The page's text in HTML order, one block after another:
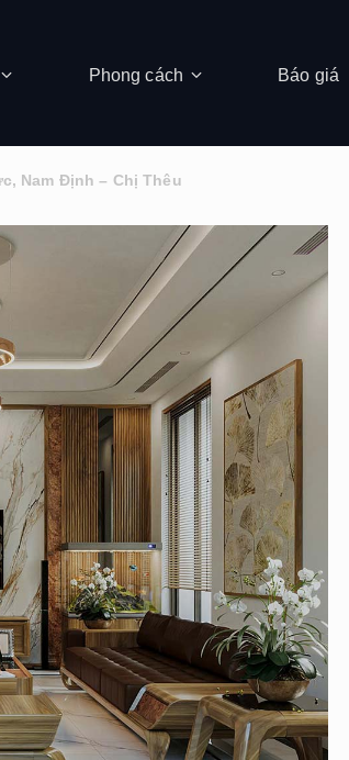
Phong cách Báo giá
Nam Định – Chị Thêu